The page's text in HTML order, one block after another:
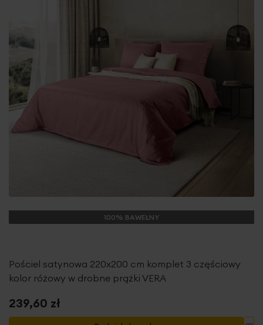
100% BAWEŁNY
Pościel satynowa 220x200 cm komplet 3 częściowy
kolor różowy w drobne prążki VERA
239,60 zł